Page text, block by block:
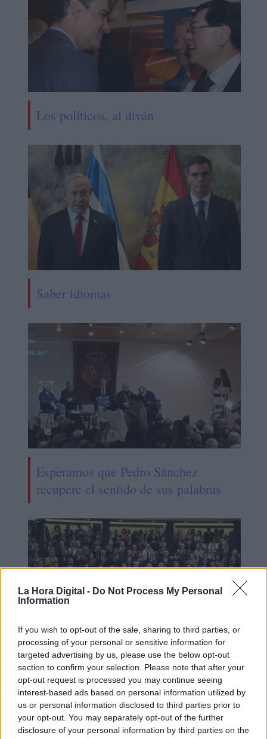
La Hora Digital - Do Not Process My Personal
Information
If you wish to opt-out of the sale, sharing to third parties, or
processing of your personal or sensitive information for
targeted advertising by us, please use the below opt-out
section to confirm your selection. Please note that after your
opt-out request is processed you may continue seeing
interest-based ads based on personal information utilized by
us or personal information disclosed to third parties prior to
your opt-out. You may separately opt-out of the further
disclosure of your personal information by third parties on the
Los políticos, al diván
Saber idiomas
Esperamos que Pedro Sánchez
recupere el sentido de sus palabras
Echa a andar la legislatura